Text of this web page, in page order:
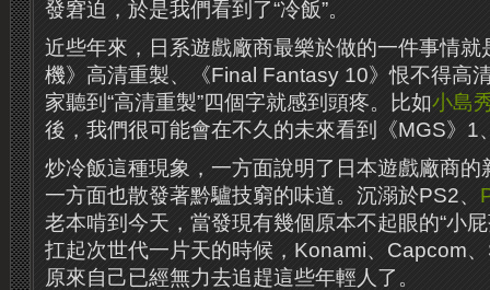
發窘迫，於是我們看到了“冷飯”。
近些年來，日系遊戲廠商最樂於做的一件事情就
機》高清重製、《Final Fantasy 10》恨不得高
家聽到“高清重製”四個字就感到頭疼。比如小島
後，我們很可能會在不久的未來看到《MGS》1
炒冷飯這種現象，一方面說明了日本遊戲廠商的
一方面也散發著黔驢技窮的味道。沉溺於PS2、
老本啃到今天，當發現有幾個原本不起眼的“小
扛起次世代一片天的時候，Konami、Capcom
原來自己已經無力去追趕這些年輕人了。